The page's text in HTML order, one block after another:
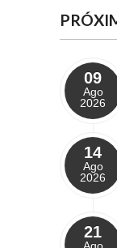
09
Ago
2026
14
Ago
2026
21